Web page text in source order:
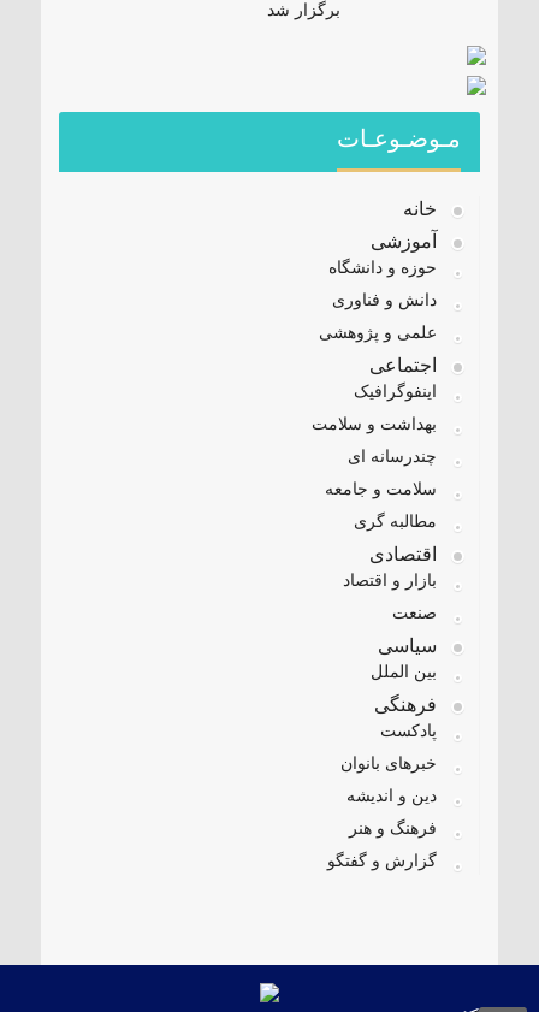
برگزار شد
مـوضـوعـات
خانه
آموزشی
حوزه و دانشگاه
دانش و فناوری
علمی و پژوهشی
اجتماعی
اینفوگرافیک
بهداشت و سلامت
چندرسانه ای
سلامت و جامعه
مطالبه گری
اقتصادی
بازار و اقتصاد
صنعت
سیاسی
بین الملل
فرهنگی
پادکست
خبرهای بانوان
دین و اندیشه
فرهنگ و هنر
گزارش و گفتگو